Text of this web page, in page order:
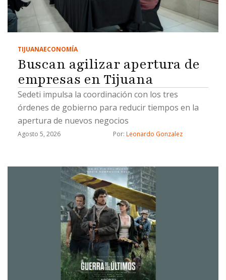
TIJUANAECONOMÍA
Buscan agilizar apertura de
empresas en Tijuana
Sedeti impulsa la coordinación con los tres
órdenes de gobierno para reducir tiempos en la
apertura de nuevos negocios
Agosto 5, 2026 Por: Leonardo Gonzalez